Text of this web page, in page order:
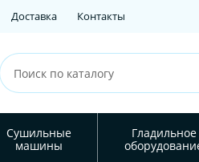
Доставка Контакты
Сушильные
машины
Гладильное